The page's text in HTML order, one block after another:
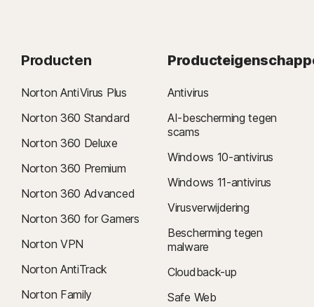
Producten
Norton AntiVirus Plus
Norton 360 Standard
Norton 360 Deluxe
Norton 360 Premium
Norton 360 Advanced
Norton 360 for Gamers
Norton VPN
Norton AntiTrack
Norton Family
Antivirus
AI-bescherming tegen
scams
Windows 10-antivirus
Windows 11-antivirus
Virusverwijdering
Bescherming tegen
malware
Cloudback-up
Safe Web